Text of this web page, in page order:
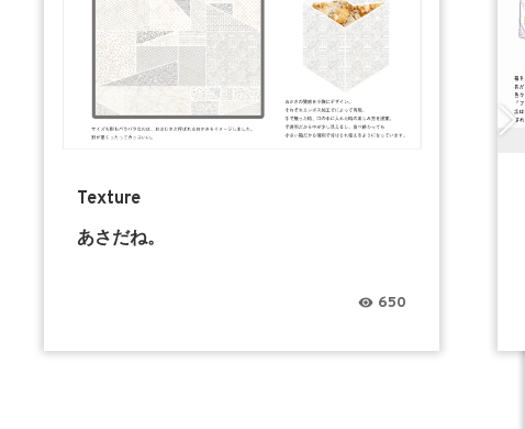
Texture
あさだね。
650